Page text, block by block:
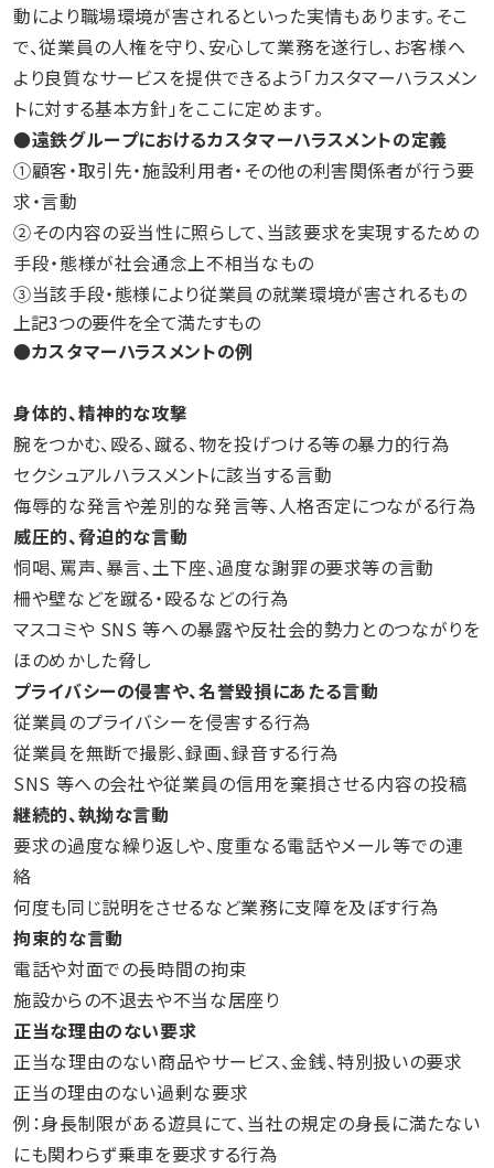
動により職場環境が害されるといった実情もあります。そこ
で、従業員の人権を守り、安心して業務を遂行し、お客様へ
より良質なサービスを提供できるよう「カスタマーハラスメン
トに対する基本方針」をここに定めます。
●遠鉄グループにおけるカスタマーハラスメントの定義
①顧客・取引先・施設利用者・その他の利害関係者が行う要
求・言動
②その内容の妥当性に照らして、当該要求を実現するための
手段・態様が社会通念上不相当なもの
③当該手段・態様により従業員の就業環境が害されるもの
上記3つの要件を全て満たすもの
●カスタマーハラスメントの例
身体的、精神的な攻撃
腕をつかむ、殴る、蹴る、物を投げつける等の暴力的行為
セクシュアルハラスメントに該当する言動
侮辱的な発言や差別的な発言等、人格否定につながる行為
威圧的、脅迫的な言動
恫喝、罵声、暴言、土下座、過度な謝罪の要求等の言動
柵や壁などを蹴る・殴るなどの行為
マスコミや SNS 等への暴露や反社会的勢力とのつながりを
ほのめかした脅し
プライバシーの侵害や、名誉毀損にあたる言動
従業員のプライバシーを侵害する行為
従業員を無断で撮影、録画、録音する行為
SNS 等への会社や従業員の信用を棄損させる内容の投稿
継続的、執拗な言動
要求の過度な繰り返しや、度重なる電話やメール等での連
絡
何度も同じ説明をさせるなど業務に支障を及ぼす行為
拘束的な言動
電話や対面での長時間の拘束
施設からの不退去や不当な居座り
正当な理由のない要求
正当な理由のない商品やサービス、金銭、特別扱いの要求
正当の理由のない過剰な要求
例：身長制限がある遊具にて、当社の規定の身長に満たない
にも関わらず乗車を要求する行為